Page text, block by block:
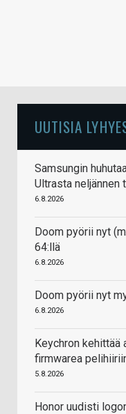
UUTISIA
Samsungin
Ultrasta neljännen
6.8.2026
Doom pyörii nyt
64:llä
6.8.2026
Doom pyörii nyt
6.8.2026
Keychron kehittää
firmwarea
5.8.2026
Honor uudisti